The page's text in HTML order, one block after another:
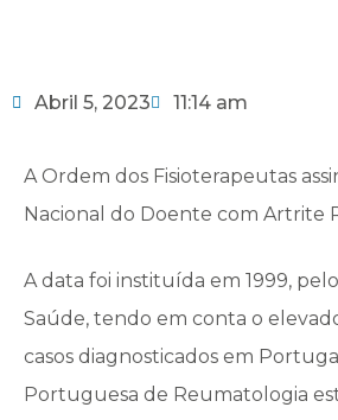
Abril 5, 2023 11:14 am
A Ordem dos Fisioterapeutas
Nacional do Doente com Artrite
A data foi instituída em 1999,
Saúde, tendo em conta o
casos diagnosticados em
Portuguesa de Reumatologia